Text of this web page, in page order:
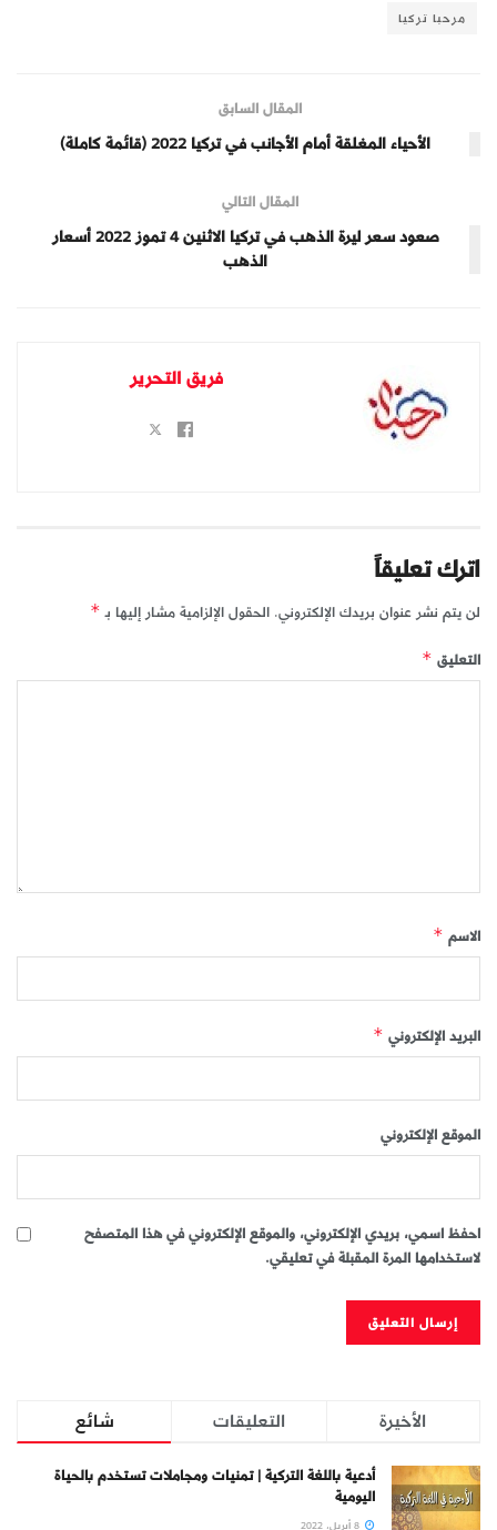
مرحبا تركيا
المقال السابق
الأحياء المغلقة أمام الأجانب في تركيا 2022 (قائمة كاملة)
المقال التالي
صعود سعر ليرة الذهب في تركيا الاثنين 4 تموز 2022 أسعار
الذهب
فريق التحرير
اترك تعليقاً
لن يتم نشر عنوان بريدك الإلكتروني. الحقول الإلزامية مشار إليها بـ *
التعليق *
الاسم *
البريد الإلكتروني *
الموقع الإلكتروني
احفظ اسمي، بريدي الإلكتروني، والموقع الإلكتروني في هذا المتصفح
لاستخدامها المرة المقبلة في تعليقي.
شائع التعليقات الأخيرة
أدعية باللغة التركية | تمنيات ومجاملات تستخدم بالحياة
اليومية